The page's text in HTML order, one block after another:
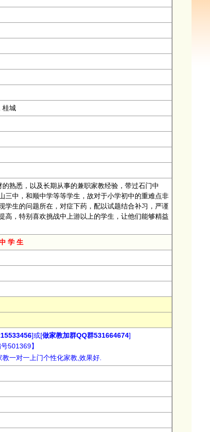
桂城
熟悉，以及长期从事的兼职家教经验，带过石门中
三中，和顺中学等等学生，故对于小学初中的重难点非
学生的问题所在，对症下药，配以试题结合补习，严谨
高，特别喜欢挑战中上游以上的学生，让他们能够精益
学 生
]或[做家教加群QQ群531664674]
501369】
一对一上门个性化家教,效果好.